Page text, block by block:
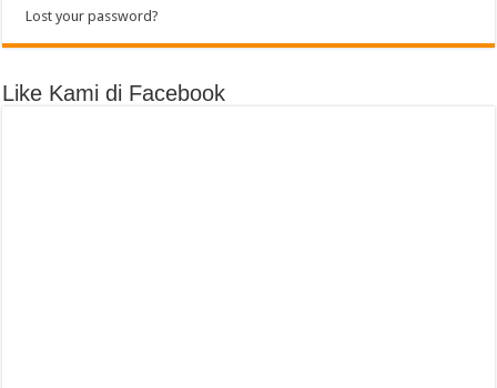
Lost your password?
Like Kami di Facebook